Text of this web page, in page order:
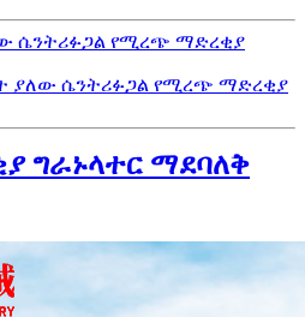
ሴንትሪፉጋል የሚረጭ ማድረቂያ
ያለው ሴንትሪፉጋል የሚረጭ ማድረቂያ
ግራኑላተር ማደባለቅ